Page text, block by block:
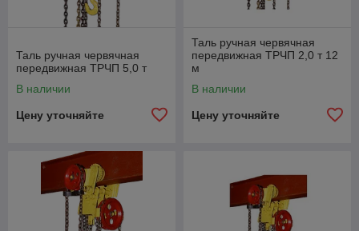
Таль ручная червячная
передвижная ТРЧП 5,0 т
В наличии
Цену уточняйте
Таль ручная червячная
передвижная ТРЧП 2,0 т 12
м
В наличии
Цену уточняйте